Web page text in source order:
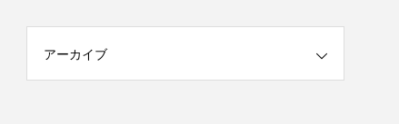
アーカイブ